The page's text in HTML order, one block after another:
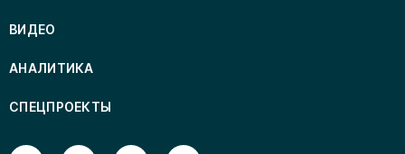
ВИДЕО
АНАЛИТИКА
СПЕЦПРОЕКТЫ